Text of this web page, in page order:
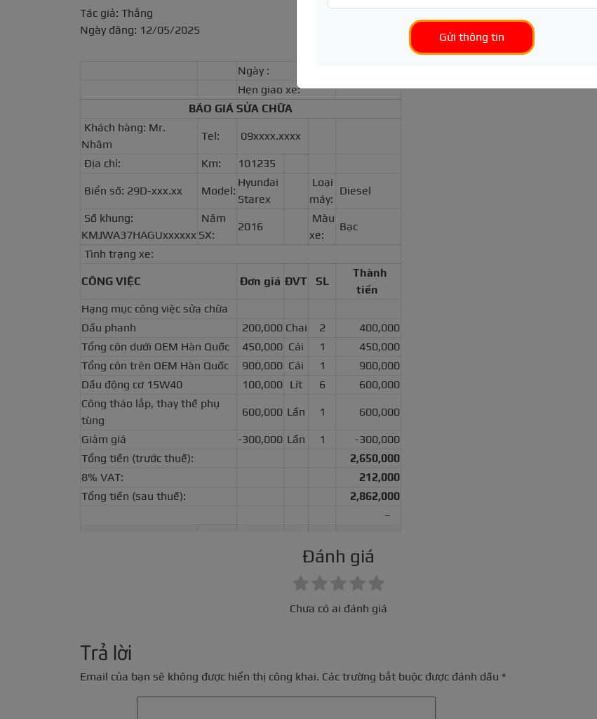
Gửi thông tin
Tác giả: Thắng
Ngày đăng: 12/05/2025
Ngày :
Hẹn giao xe:
BÁO GIÁ SỬA CHỮA
Khách hàng: Mr.
Nhâm
Tel: 09xxxx.xxxx
Địa chỉ: Km: 101235
Biển số: 29D-xxx.xx Model:
Hyundai
Starex
Loại
máy:
Diesel
Số khung:
KMJWA37HAGUxxxxxx
Năm
SX:
2016
Màu
xe:
Bạc
Tình trạng xe:
CÔNG VIỆC Đơn giá ĐVT SL
Thành
tiền
Hạng mục công việc sửa chữa
Dầu phanh
200,000 Chai 2
400,000
Tổng côn dưới OEM Hàn Quốc
450,000 Cái 1
450,000
Tổng côn trên OEM Hàn Quốc
900,000 Cái 1
900,000
Dầu động cơ 15W40
100,000 Lít 6
600,000
Công tháo lắp, thay thế phụ
tùng
600,000 Lần 1 600,000
Giảm giá -300,000 Lần 1
-300,000
Tổng tiền (trước thuế):
2,650,000
8% VAT:
212,000
Tổng tiền (sau thuế):
2,862,000
–
Đánh giá
Chưa có ai đánh giá
Trả lời
Email của bạn sẽ không được hiển thị công khai. Các trường bắt buộc được đánh dấu *